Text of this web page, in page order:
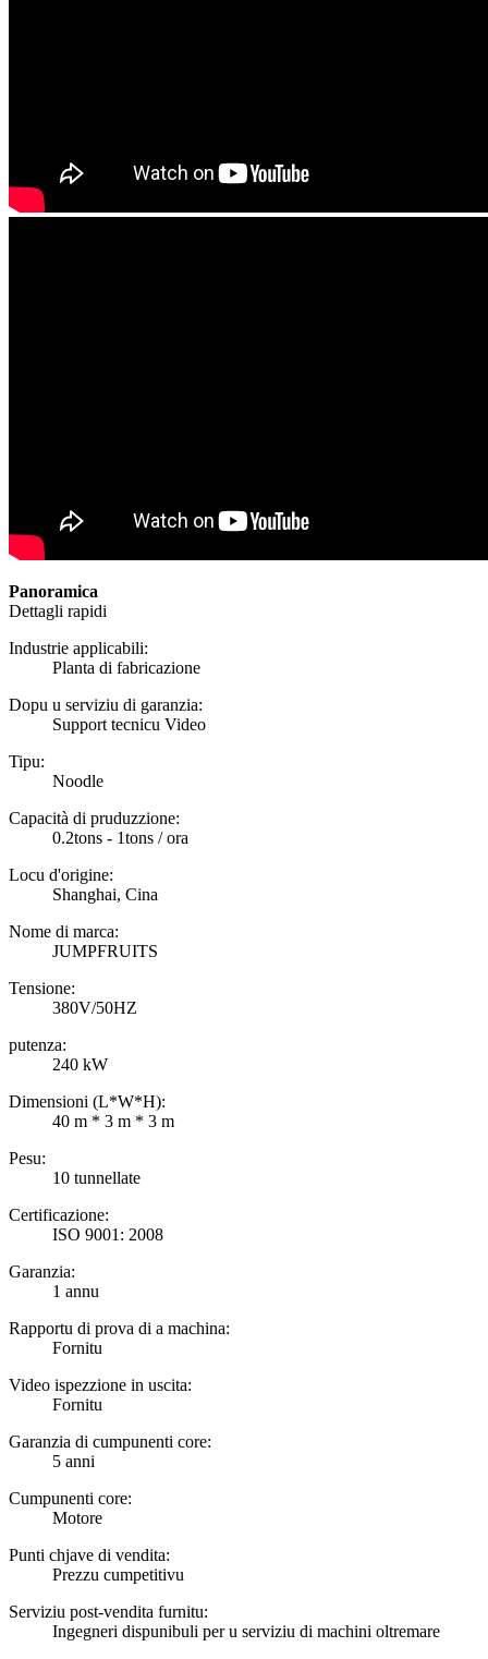
Panoramica
Dettagli rapidi
Industrie applicabili:
Planta di fabricazione
Dopu u serviziu di garanzia:
Support tecnicu Video
Tipu:
Noodle
Capacità di pruduzzione:
0.2tons - 1tons / ora
Locu d'origine:
Shanghai, Cina
Nome di marca:
JUMPFRUITS
Tensione:
380V/50HZ
putenza:
240 kW
Dimensioni (L*W*H):
40 m * 3 m * 3 m
Pesu:
10 tunnellate
Certificazione:
ISO 9001: 2008
Garanzia:
1 annu
Rapportu di prova di a machina:
Fornitu
Video ispezzione in uscita:
Fornitu
Garanzia di cumpunenti core:
5 anni
Cumpunenti core:
Motore
Punti chjave di vendita:
Prezzu cumpetitivu
Serviziu post-vendita furnitu:
Ingegneri dispunibuli per u serviziu di machini oltremare